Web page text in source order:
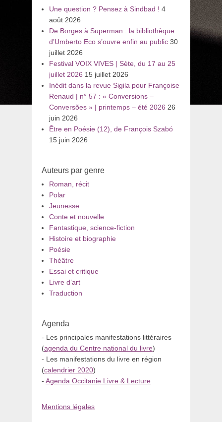
Une question ? Pensez à Sindbad ! 4
août 2026
De Borges à Superman : la bibliothèque
d’Umberto Eco s’ouvre enfin au public 30
juillet 2026
Festival VOIX VIVES | Sète, du 17 au 25
juillet 2026 15 juillet 2026
Inédit dans la revue Sigila pour Françoise
Renaud | n° 57 : « Conversions –
Conversões » | printemps – été 2026 26
juin 2026
Être en Poésie (12), de François Szabó
15 juin 2026
Auteurs par genre
Roman, récit
Polar
Jeunesse
Conte et nouvelle
Fantastique, science-fiction
Histoire et biographie
Poésie
Théâtre
Essai et critique
Livre d’art
Traduction
Agenda
- Les principales manifestations littéraires
(agenda du Centre national du livre)
- Les manifestations du livre en région
(calendrier 2020)
- Agenda Occitanie Livre & Lecture
Mentions légales